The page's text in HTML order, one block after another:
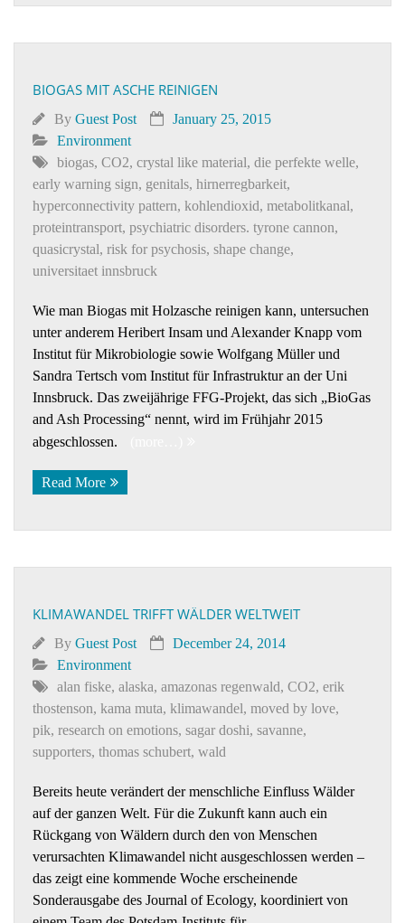
BIOGAS MIT ASCHE REINIGEN
By Guest Post
January 25, 2015
Environment
biogas, CO2, crystal like material, die perfekte welle,
early warning sign, genitals, hirnerregbarkeit,
hyperconnectivity pattern, kohlendioxid, metabolitkanal,
proteintransport, psychiatric disorders. tyrone cannon,
quasicrystal, risk for psychosis, shape change,
universitaet innsbruck
Wie man Biogas mit Holzasche reinigen kann, untersuchen
unter anderem Heribert Insam und Alexander Knapp vom
Institut für Mikrobiologie sowie Wolfgang Müller und
Sandra Tertsch vom Institut für Infrastruktur an der Uni
Innsbruck. Das zweijährige FFG-Projekt, das sich „BioGas
and Ash Processing“ nennt, wird im Frühjahr 2015
abgeschlossen.
Read More
KLIMAWANDEL TRIFFT WÄLDER WELTWEIT
By Guest Post
December 24, 2014
Environment
alan fiske, alaska, amazonas regenwald, CO2, erik
thostenson, kama muta, klimawandel, moved by love,
pik, research on emotions, sagar doshi, savanne,
supporters, thomas schubert, wald
Bereits heute verändert der menschliche Einfluss Wälder
auf der ganzen Welt. Für die Zukunft kann auch ein
Rückgang von Wäldern durch den von Menschen
verursachten Klimawandel nicht ausgeschlossen werden –
das zeigt eine kommende Woche erscheinende
Sonderausgabe des Journal of Ecology, koordiniert von